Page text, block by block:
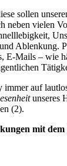
sollen
neben vielen
Ablenkung.
E-Mails – wie
auf
unseres
(2).
mit